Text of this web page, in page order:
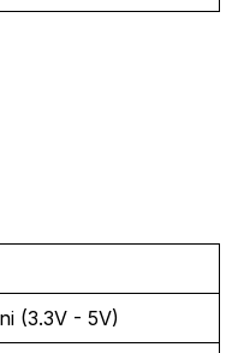
(3.3V - 5V)